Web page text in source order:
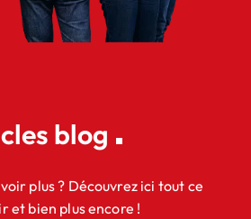
blog
plus ? Découvrez ici tout ce
et bien plus encore !